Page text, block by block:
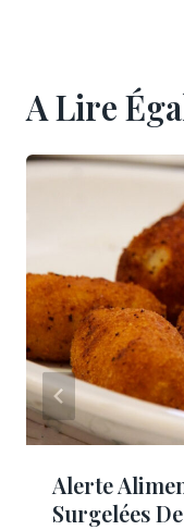
A Lire
Alerte
Surgelées